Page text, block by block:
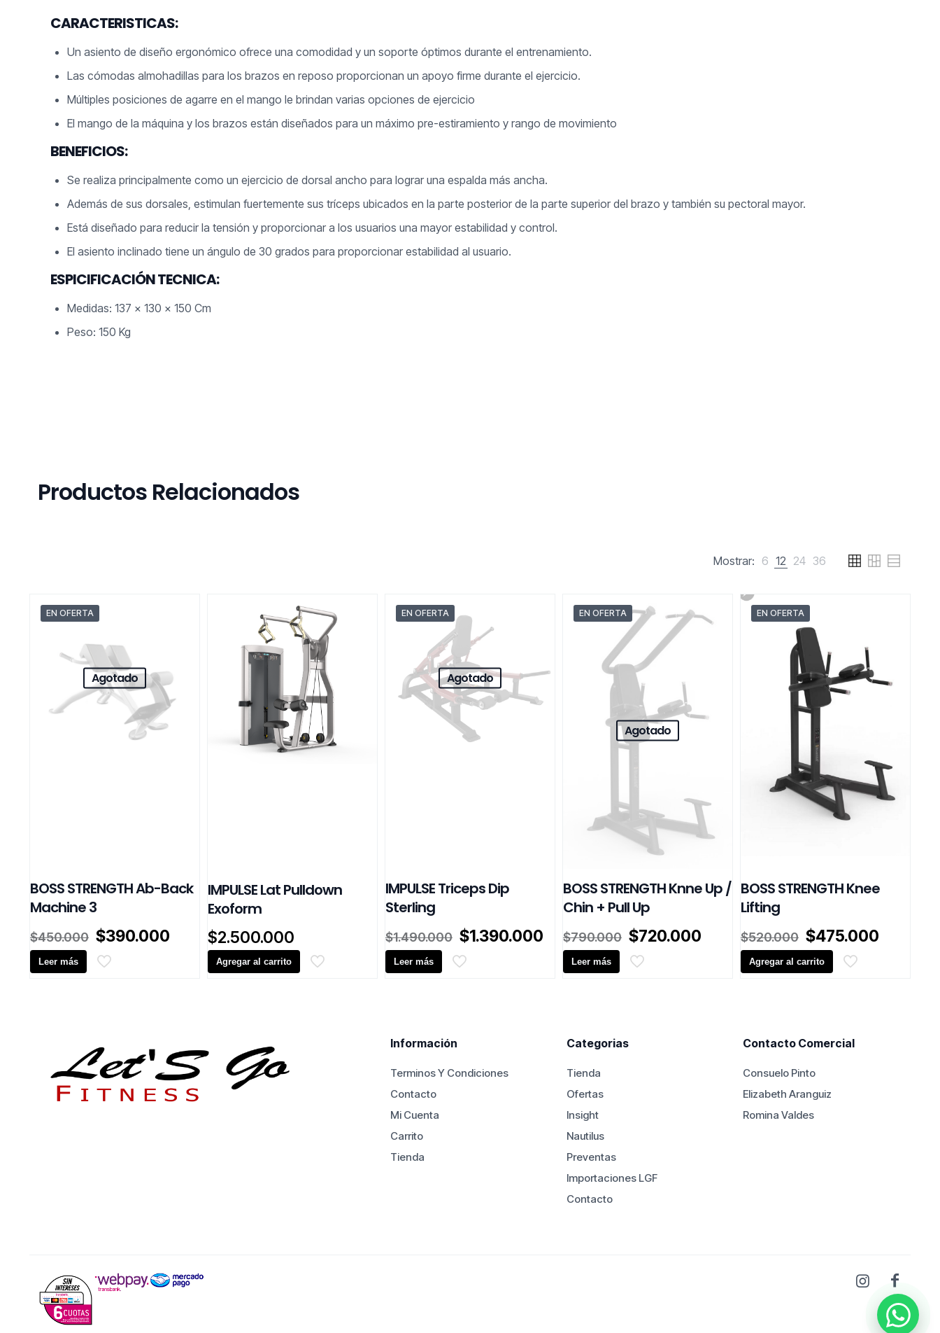
CARACTERISTICAS:
Un asiento de diseño ergonómico ofrece una comodidad y un soporte óptimos durante el entrenamiento.
Las cómodas almohadillas para los brazos en reposo proporcionan un apoyo firme durante el ejercicio.
Múltiples posiciones de agarre en el mango le brindan varias opciones de ejercicio
El mango de la máquina y los brazos están diseñados para un máximo pre-estiramiento y rango de movimiento
BENEFICIOS:
Se realiza principalmente como un ejercicio de dorsal ancho para lograr una espalda más ancha.
Además de sus dorsales, estimulan fuertemente sus tríceps ubicados en la parte posterior de la parte superior del brazo y también su pectoral mayor.
Está diseñado para reducir la tensión y proporcionar a los usuarios una mayor estabilidad y control.
El asiento inclinado tiene un ángulo de 30 grados para proporcionar estabilidad al usuario.
ESPICIFICACIÓN TECNICA:
Medidas: 137 x 130 x 150 Cm
Peso: 150 Kg
Productos Relacionados
Mostrar: 6 12 24 36
EN OFERTA
Agotado
BOSS STRENGTH Ab-Back
Machine 3
$450.000 El
precio
original
$390.000
precio
actual
Leer más
IMPULSE Lat Pulldown
Exoform
$2.500.000
Agregar al carrito
EN OFERTA
Agotado
IMPULSE Triceps Dip
Sterling
$1.490.000 El
precio
original
$1.390.000
precio
actual
Leer más
EN OFERTA
Agotado
BOSS STRENGTH Knne Up /
Chin + Pull Up
$790.000 El
precio
original
$720.000
precio
actual
Leer más
EN OFERTA
BOSS STRENGTH Knee
Lifting
$520.000 El
precio
original
$475.000
Agregar al carrito
Información
Terminos Y Condiciones
Contacto
Mi Cuenta
Carrito
Tienda
Categorias
Tienda
Ofertas
Insight
Nautilus
Preventas
Importaciones LGF
Contacto
Contacto Comercial
Consuelo Pinto
Elizabeth Aranguiz
Romina Valdes